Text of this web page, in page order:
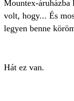
Mountex-
volt, hogy... És
legyen benne
Hát ez van.